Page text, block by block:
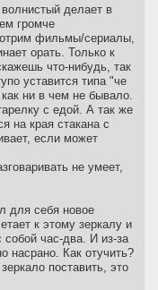
делает в
громче
фильмы/сериалы,
орать. Только к
что-нибудь, так
уставится типа "че
ни в чем не бывало.
с едой. А так же
на края стакана с
если может
не умеет,
для себя новое
к этому зеркалу и
собой час-два. И из-за
насрано. Как отучить?
поставить, это